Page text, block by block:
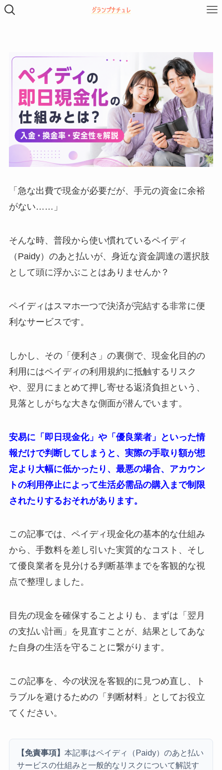
「急な出費で現金が必要だが、手元の資金に余裕
がない……」
そんな時、普段から使い慣れているペイディ
（Paidy）のあと払いが、身近な資金調達の選択肢
として頭に浮かぶことはありませんか？
ペイディはスマホ一つで決済が完結する非常に便
利なサービスです。
しかし、その「便利さ」の裏側で、現金化目的の
利用にはペイディの利用規約に抵触するリスク
や、翌月にまとめて押し寄せる返済負担という、
見落としがちな大きな側面が潜んでいます。
安易に「即日現金化」や「優良業者」といった情
報だけで判断してしまうと、実際の手取り額が想
定より大幅に低かったり、最悪の場合、アカウン
トの利用停止によって生活必需品の購入まで制限
されたりするおそれがあります。
この記事では、ペイディ現金化の基本的な仕組み
から、手数料を差し引いた実質的なコスト、そし
て優良業者を見分ける判断基準までを客観的な視
点で整理しました。
目先の現金を確保することよりも、まずは「翌月
の支払い計画」を見直すことが、結果としてあな
た自身の生活を守ることに繋がります。
この記事を、今の状況を客観的に見つめ直し、ト
ラブルを避けるための「判断材料」としてお役立
てください。
【免責事項】 本記事はペイディ（Paidy）のあと払い
サービスの仕組みと一般的なリスクについて解説す